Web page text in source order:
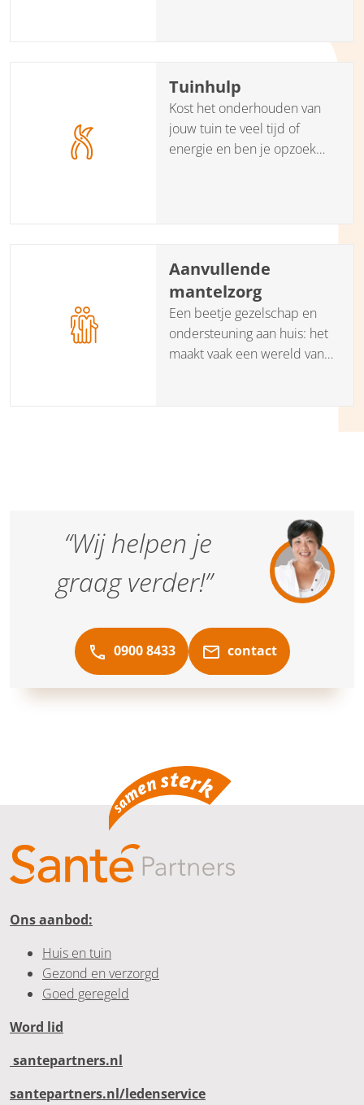
Tuinhulp
Kost het onderhouden van
jouw tuin te veel tijd of
energie en ben je opzoek
Aanvullende
mantelzorg
Een beetje gezelschap en
ondersteuning aan huis: het
maakt vaak een wereld van
“Wij helpen je
graag verder!”
0900 8433 contact
Ons aanbod:
Huis en tuin
Gezond en verzorgd
Goed geregeld
Word lid
santepartners.nl
santepartners.nl/ledenservice